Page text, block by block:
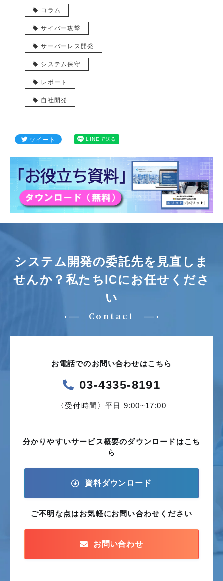
コラム
サイバー攻撃
サーバーレス開発
システム保守
レポート
自社開発
ツイート LINEで送る
システム開発の委託先を見直しま
せんか？ 私たちICにお任せくださ
い
Contact
お電話でのお問い合わせはこちら
03-4335-8191
〈受付時間〉平日 9:00~17:00
分かりやすいサービス概要のダウンロードはこち
ら
資料ダウンロード
ご不明な点はお気軽にお問い合わせください
お問い合わせ